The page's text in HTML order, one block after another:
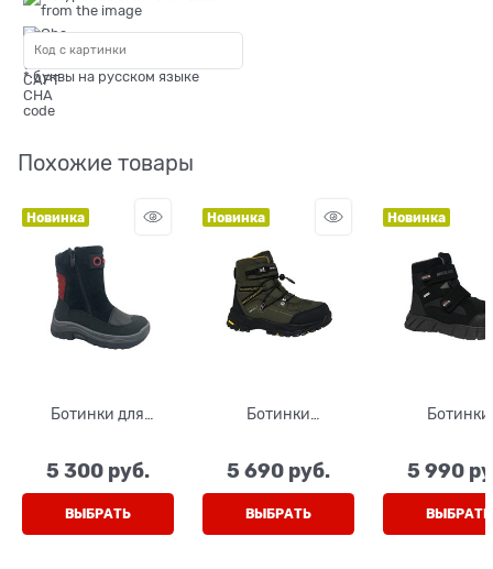
* буквы на русском языке
Похожие товары
Новинка
Ботинки для
5 300 руб.
ВЫБРАТЬ
Новинка
Ботинки
хаки/черный,
шнурки, липучка
5 690 руб.
ВЫБРАТЬ
Новинка
Ботинки
черный/
липучках
5 990
ВЫБРАТЬ